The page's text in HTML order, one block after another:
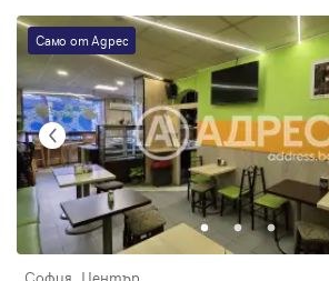
Само от Адрес